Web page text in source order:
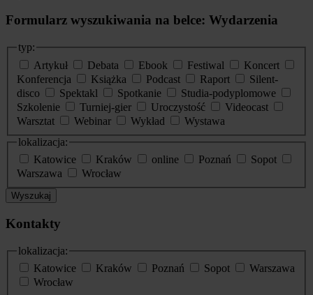
Formularz wyszukiwania na belce: Wydarzenia
typ:
Artykuł
Debata Ebook Festiwal
Koncert
Konferencja
Książka Podcast Raport
Silent-
disco
Spektakl Spotkanie
Studia-podyplomowe
Szkolenie
Turniej-gier Uroczystość
Videocast
Warsztat
Webinar Wykład
Wystawa
lokalizacja:
Katowice
Kraków online Poznań
Sopot
Warszawa
Wrocław
Wyszukaj
Kontakty
lokalizacja:
Katowice
Kraków Poznań Sopot
Warszawa
Wrocław